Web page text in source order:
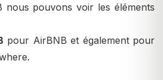
nous pouvons voir les éléments
pour AirBNB et également pour